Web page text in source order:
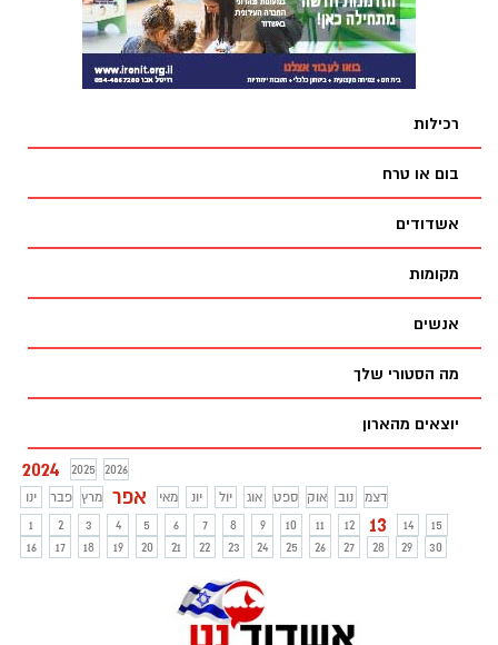
רכילות
בום או טרח
אשדודים
מקומות
אנשים
מה הסטורי שלך
יוצאים מהארון
2024 2025
2026
ינו
פבר מרץ אפר מאי יונ יול אוג ספט אוק נוב
דצמ
1
2 3 4 5 6 7 8 9 10 11 12 13 14
15
16
17 18 19 20 21 22 23 24 25 26 27 28 29 30